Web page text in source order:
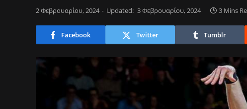
2 Φεβρουαρίου, 2024 Updated: 3 Φεβρουαρίου, 2024 3 Mins
Facebook Twitter Tumblr